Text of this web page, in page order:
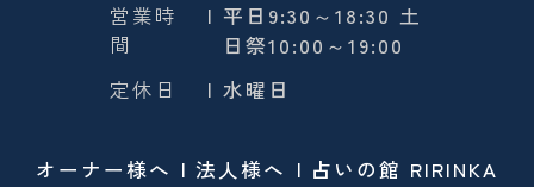
営業時
間
| 平日9:30～18:30 土
日祭10:00～19:00
定休日
| 水曜日
オーナー様へ 法人様へ 占いの館 RIRINKA